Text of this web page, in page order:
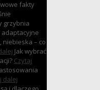
fakty
grzybnia
adaptacyjne
niebieska – co
Jak wybrać
Czytaj
dalej